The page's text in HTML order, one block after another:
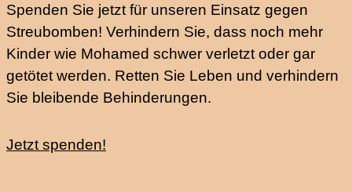
Spenden Sie jetzt für unseren Einsatz gegen
Streubomben! Verhindern Sie, dass noch mehr
Kinder wie Mohamed schwer verletzt oder gar
getötet werden. Retten Sie Leben und verhindern
Sie bleibende Behinderungen.
Jetzt spenden!